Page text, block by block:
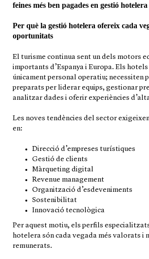
feines més ben pagades en gestió
Per què la gestió hotelera ofereix cada
oportunitats
El turisme continua sent un dels motors
importants d’Espanya i Europa. Els hotels
únicament personal operatiu; necessiten
preparats per liderar equips, gestionar
analitzar dades i oferir experiències
Les noves tendències del sector
en:
Direcció d’empreses turístiques
Gestió de clients
Màrqueting digital
Revenue management
Organització d’esdeveniments
Sostenibilitat
Innovació tecnològica
Per aquest motiu, els perfils
hotelera són cada vegada més valorats i
remunerats.